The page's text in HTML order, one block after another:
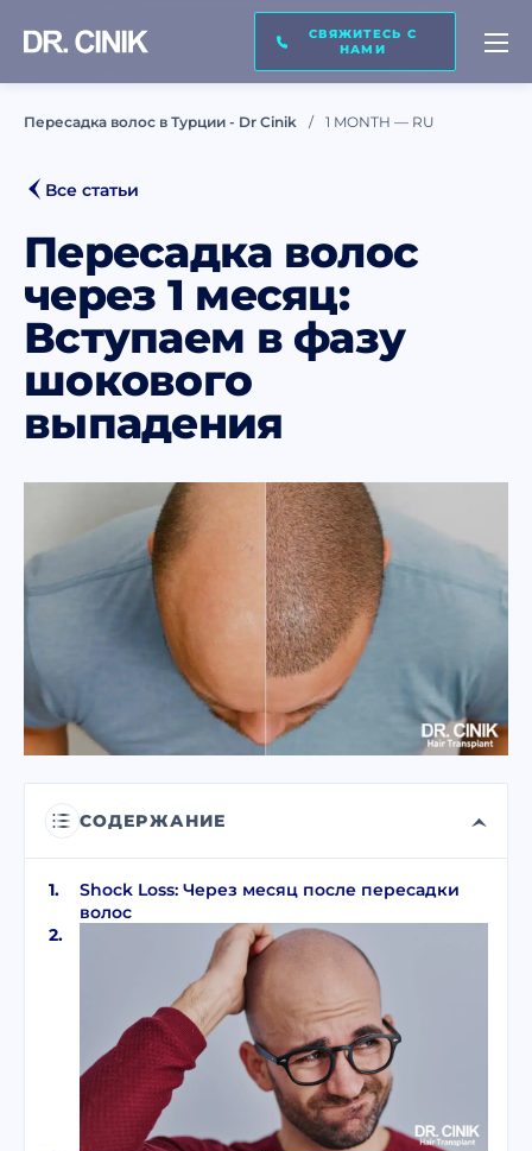
СВЯЖИТЕСЬ С
НАМИ
ПЕРЕЗВОНИ МНЕ
Фамилия *
Электронная почта *
Я прочитал и принимаю условия политики конфиденциальности
Я прочитал и согласен с Согласием на коммерческое электронное сообщение
ОТПРАВИТЬ
Пересадка волос в Турции - Dr Cinik 1 MONTH — RU
Все статьи
Пересадка волос
через 1 месяц:
Вступаем в фазу
шокового
выпадения
СОДЕРЖАНИЕ
Shock Loss: Через месяц после пересадки
волос